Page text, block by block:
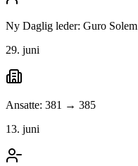
Ny Daglig leder: Guro Solem
29. juni
Ansatte: 381 → 385
13. juni